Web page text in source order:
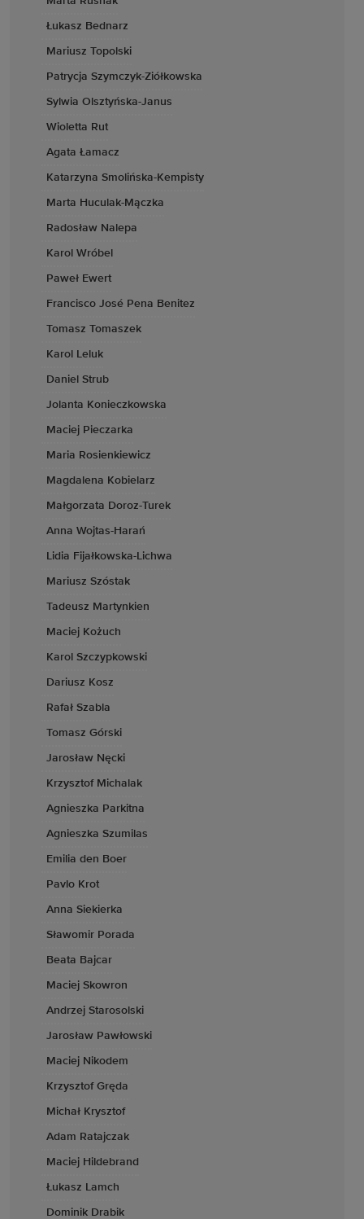
Łukasz Bednarz
Mariusz Topolski
Patrycja Szymczyk-Ziółkowska
Sylwia Olsztyńska-Janus
Wioletta Rut
Agata Łamacz
Katarzyna Smolińska-Kempisty
Marta Huculak-Mączka
Radosław Nalepa
Karol Wróbel
Paweł Ewert
Francisco José Pena Benitez
Tomasz Tomaszek
Karol Leluk
Daniel Strub
Jolanta Konieczkowska
Maciej Pieczarka
Maria Rosienkiewicz
Magdalena Kobielarz
Małgorzata Doroz-Turek
Anna Wojtas-Harań
Lidia Fijałkowska-Lichwa
Mariusz Szóstak
Tadeusz Martynkien
Maciej Kożuch
Karol Szczypkowski
Dariusz Kosz
Rafał Szabla
Tomasz Górski
Jarosław Nęcki
Krzysztof Michalak
Agnieszka Parkitna
Agnieszka Szumilas
Emilia den Boer
Pavlo Krot
Anna Siekierka
Sławomir Porada
Beata Bajcar
Maciej Skowron
Andrzej Starosolski
Jarosław Pawłowski
Maciej Nikodem
Krzysztof Gręda
Michał Krysztof
Adam Ratajczak
Maciej Hildebrand
Łukasz Lamch
Dominik Drabik